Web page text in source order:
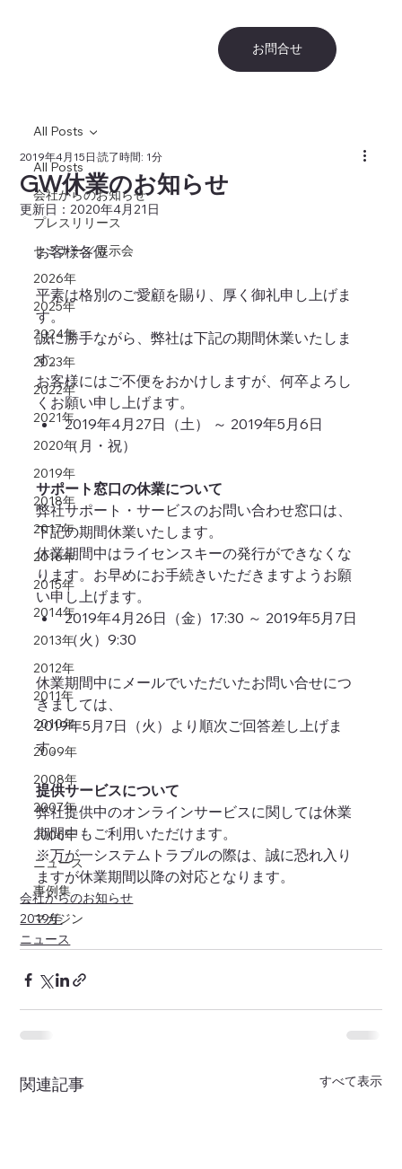
お問合せ
All Posts
会社からのお知らせ
プレスリリース
セミナー／展示会
2026年
2025年
2024年
2023年
2022年
2021年
2020年
2019年
2018年
2017年
2016年
2015年
2014年
2013年
2012年
2011年
2010年
2009年
2008年
2007年
2006年
ニュース
事例集
マガジン
All Posts
GW休業のお知らせ
2019年4月15日読了時間: 1分
更新日：2020年4月21日
お客様各位
平素は格別のご愛顧を賜り、厚く御礼申し上げま
す。
誠に勝⼿ながら、弊社は下記の期間休業いたしま
す。
お客様にはご不便をおかけしますが、何卒よろし
くお願い申し上げます。
2019年4月27日（土） ～ 2019年5月6日
（月・祝）
サポート窓口の休業について
弊社サポート・サービスのお問い合わせ窓口は、
下記の期間休業いたします。
休業期間中はライセンスキーの発行ができなくな
ります。お早めにお手続きいただきますようお願
い申し上げます。
2019年4月26日（金）17:30 ～ 2019年5月7日
（火）9:30
休業期間中にメールでいただいたお問い合せにつ
きましては、
2019年5月7日（火）より順次ご回答差し上げま
す。
提供サービスについて
弊社提供中のオンラインサービスに関しては休業
期間中もご利用いただけます。
※万が一システムトラブルの際は、誠に恐れ入り
ますが休業期間以降の対応となります。
会社からのお知らせ
2019年
ニュース
関連記事 すべて表示